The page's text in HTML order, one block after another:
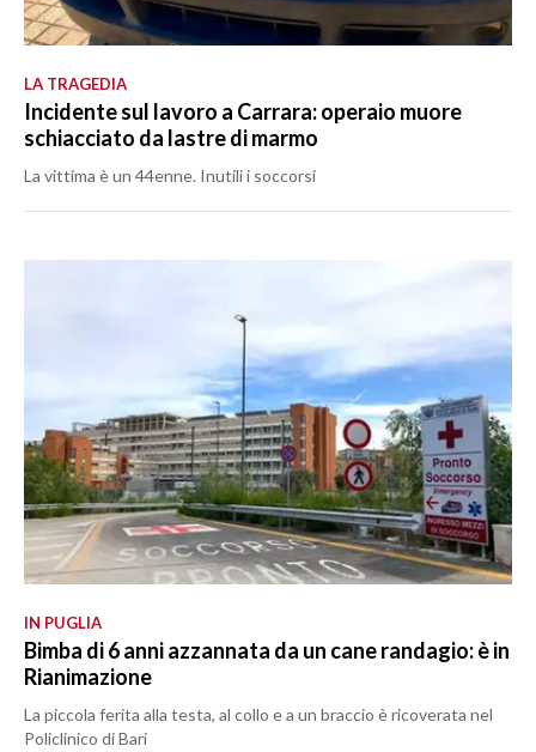
LA TRAGEDIA
Incidente sul lavoro a Carrara: operaio muore
schiacciato da lastre di marmo
La vittima è un 44enne. Inutili i soccorsi
IN PUGLIA
Bimba di 6 anni azzannata da un cane randagio: è in
Rianimazione
La piccola ferita alla testa, al collo e a un braccio è ricoverata nel
Policlinico di Bari